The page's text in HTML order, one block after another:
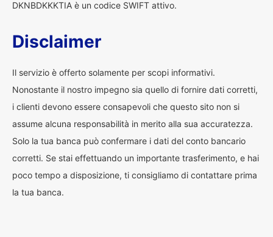
DKNBDKKKTIA è un codice SWIFT attivo.
Disclaimer
Il servizio è offerto solamente per scopi informativi.
Nonostante il nostro impegno sia quello di fornire dati corretti,
i clienti devono essere consapevoli che questo sito non si
assume alcuna responsabilità in merito alla sua accuratezza.
Solo la tua banca può confermare i dati del conto bancario
corretti. Se stai effettuando un importante trasferimento, e hai
poco tempo a disposizione, ti consigliamo di contattare prima
la tua banca.